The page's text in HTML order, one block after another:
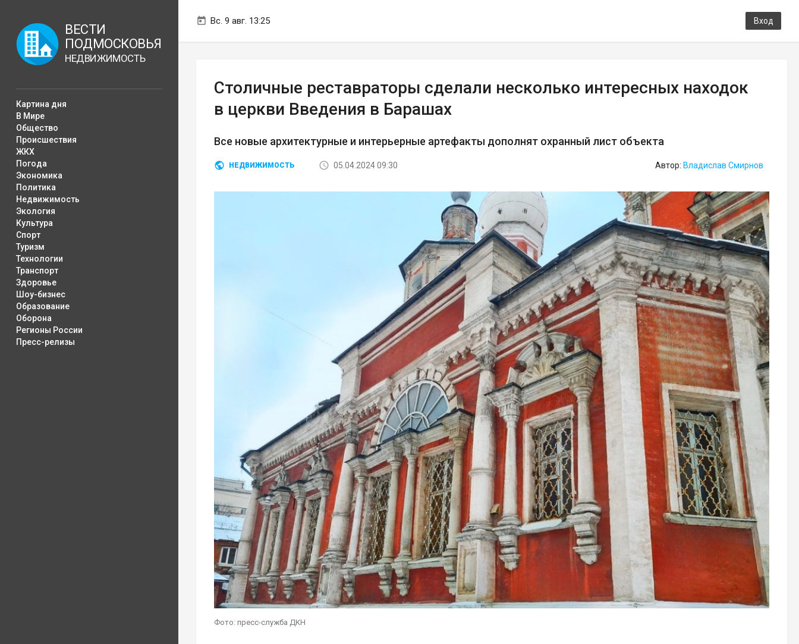
Вс. 9 авг. 13:25 Вход
ВЕСТИ
ПОДМОСКОВЬЯ
НЕДВИЖИМОСТЬ
Картина дня
В Мире
Общество
Происшествия
ЖКХ
Погода
Экономика
Политика
Недвижимость
Экология
Культура
Спорт
Туризм
Технологии
Транспорт
Здоровье
Шоу-бизнес
Образование
Оборона
Регионы России
Пресс-релизы
Столичные реставраторы сделали несколько интересных находок
в церкви Введения в Барашах
Все новые архитектурные и интерьерные артефакты дополнят охранный лист объекта
НЕДВИЖИМОСТЬ 05.04.2024 09:30 Автор: Владислав Смирнов
Фото: пресс-служба ДКН